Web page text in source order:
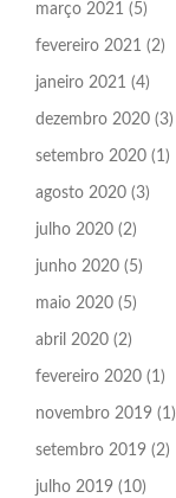
março 2021 (5)
fevereiro 2021 (2)
janeiro 2021 (4)
dezembro 2020 (3)
setembro 2020 (1)
agosto 2020 (3)
julho 2020 (2)
junho 2020 (5)
maio 2020 (5)
abril 2020 (2)
fevereiro 2020 (1)
novembro 2019 (1)
setembro 2019 (2)
julho 2019 (10)